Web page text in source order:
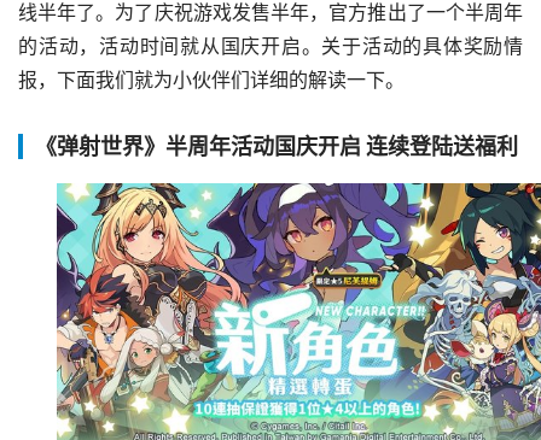
线半年了。为了庆祝游戏发售半年，官方推出了一个半周年
的活动，活动时间就从国庆开启。关于活动的具体奖励情
报，下面我们就为小伙伴们详细的解读一下。
《弹射世界》半周年活动国庆开启 连续登陆送福利